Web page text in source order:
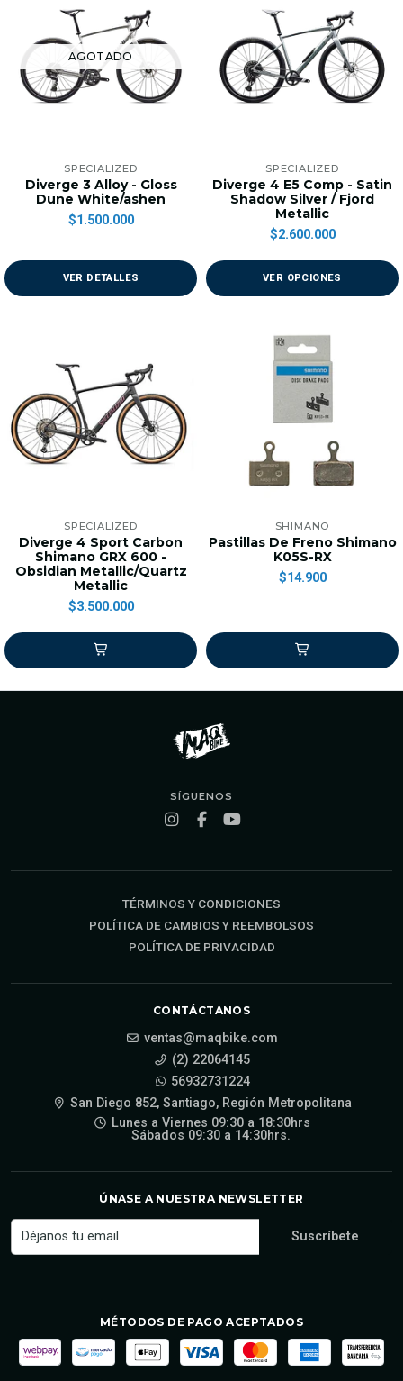
AGOTADO
SPECIALIZED
Diverge 3 Alloy - Gloss
Dune White/ashen
$1.500.000
VER DETALLES
SPECIALIZED
Diverge 4 E5 Comp - Satin
Shadow Silver / Fjord
Metallic
$2.600.000
VER OPCIONES
SPECIALIZED
Diverge 4 Sport Carbon
Shimano GRX 600 -
Obsidian Metallic/Quartz
Metallic
$3.500.000
SHIMANO
Pastillas De Freno Shimano
K05S-RX
$14.900
SÍGUENOS
TÉRMINOS Y CONDICIONES
POLÍTICA DE CAMBIOS Y REEMBOLSOS
POLÍTICA DE PRIVACIDAD
CONTÁCTANOS
ventas@maqbike.com
(2) 22064145
56932731224
San Diego 852, Santiago, Región Metropolitana
Lunes a Viernes 09:30 a 18:30hrs
Sábados 09:30 a 14:30hrs.
ÚNASE A NUESTRA NEWSLETTER
MÉTODOS DE PAGO ACEPTADOS